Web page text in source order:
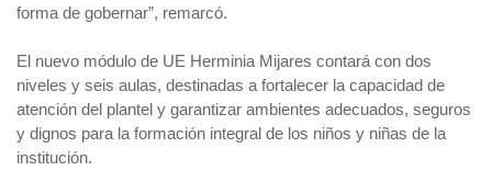
forma de gobernar”, remarcó.
El nuevo módulo de UE Herminia Mijares contará con dos
niveles y seis aulas, destinadas a fortalecer la capacidad de
atención del plantel y garantizar ambientes adecuados, seguros
y dignos para la formación integral de los niños y niñas de la
institución.